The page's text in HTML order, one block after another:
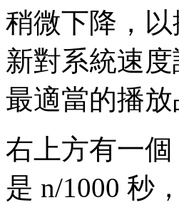
稍微下降，
新對系統速
最適當的播放
右上方有一
是 n/1000 秒